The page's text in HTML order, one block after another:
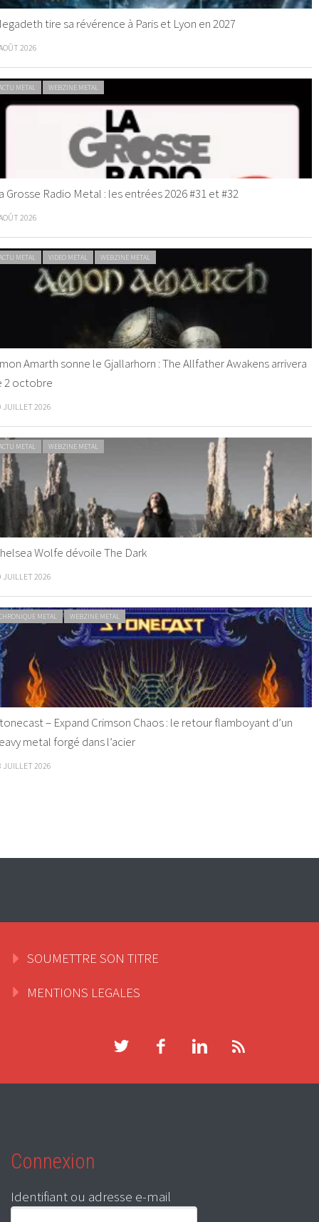
tire sa révérence à Paris et Lyon en 2027
2026
METAL WEBZINE METAL
Grosse Radio Metal : les entrées 2026 #31 et #32
2026
METAL VIDEO METAL WEBZINE METAL
Amarth sonne le Gjallarhorn : The Allfather Awakens arrivera
2 octobre
JUILLET 2026
METAL WEBZINE METAL
Wolfe dévoile The Dark
JUILLET 2026
METAL WEBZINE METAL
– Expand Crimson Chaos : le retour flamboyant d’un
metal forgé dans l’acier
JUILLET 2026
SOUMETTRE SON TITRE
MENTIONS LEGALES
Connexion
Identifiant ou adresse e-mail